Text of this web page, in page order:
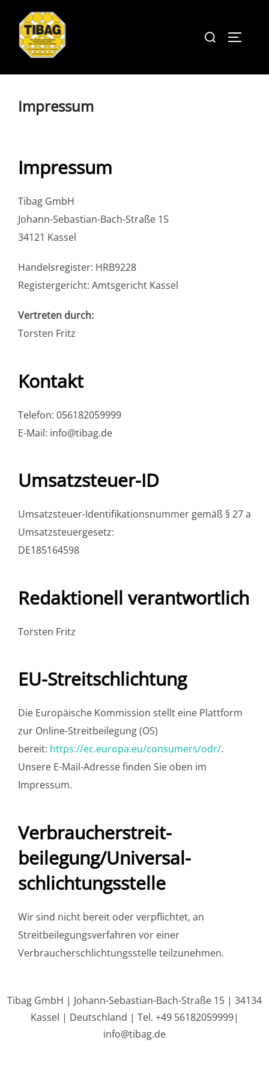
Inhalt
springen
Suchen
Impressum
Impressum
Tibag GmbH
Johann-Sebastian-Bach-Straße 15
34121 Kassel
Handelsregister: HRB9228
Registergericht: Amtsgericht Kassel
Vertreten durch:
Torsten Fritz
Kontakt
Telefon: 056182059999
E-Mail: info@tibag.de
Umsatzsteuer-ID
Umsatzsteuer-Identifikationsnummer gemäß § 27 a
Umsatzsteuergesetz:
DE185164598
Redaktionell verantwortlich
Torsten Fritz
EU-Streitschlichtung
Die Europäische Kommission stellt eine Plattform
zur Online-Streitbeilegung (OS)
bereit: https://ec.europa.eu/consumers/odr/.
Unsere E-Mail-Adresse finden Sie oben im
Impressum.
Verbraucher­streit­
beilegung/Universal­
schlichtungs­stelle
Wir sind nicht bereit oder verpflichtet, an
Streitbeilegungsverfahren vor einer
Verbraucherschlichtungsstelle teilzunehmen.
Tibag GmbH | Johann-Sebastian-Bach-Straße 15 | 34134
Kassel | Deutschland | Tel. +49 56182059999|
info@tibag.de